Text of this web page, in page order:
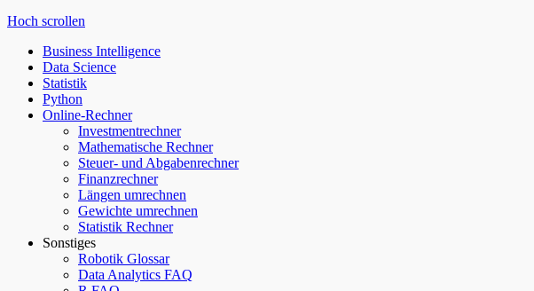
Hoch scrollen
Business Intelligence
Data Science
Statistik
Python
Online-Rechner
Investmentrechner
Mathematische Rechner
Steuer- und Abgabenrechner
Finanzrechner
Längen umrechnen
Gewichte umrechnen
Statistik Rechner
Sonstiges
Robotik Glossar
Data Analytics FAQ